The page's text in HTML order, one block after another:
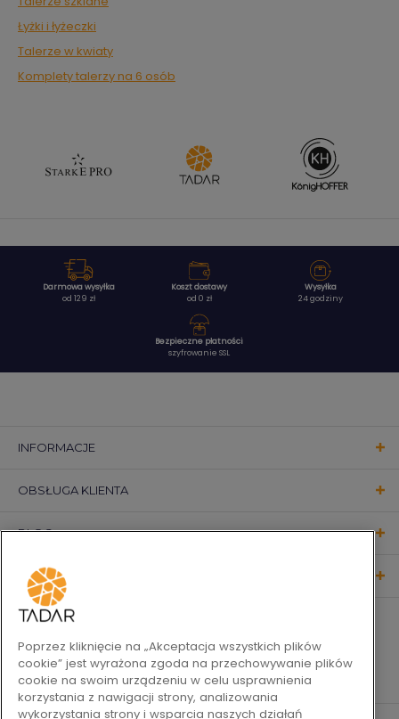
Łyżki i łyżeczki
Talerze w kwiaty
Komplety talerzy na 6 osób
Darmowa wysyłka
od 129 zł
Koszt dostawy
od 0 zł
Wysyłka
24 godziny
Bezpieczne płatności
szyfrowanie SSL
INFORMACJE
OBSŁUGA KLIENTA
BLOG
KONTAKT
Poprzez kliknięcie na „Akceptacja wszystkich plików
cookie” jest wyrażona zgoda na przechowywanie plików
cookie na swoim urządzeniu w celu usprawnienia
korzystania z nawigacji strony, analizowania
wykorzystania strony i wsparcia naszych działań